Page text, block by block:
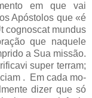
em que vai
Apóstolos que «é
cognoscat mundus
que naquele
a Sua missão.
super terram;
. Em cada mo­
dizer que só